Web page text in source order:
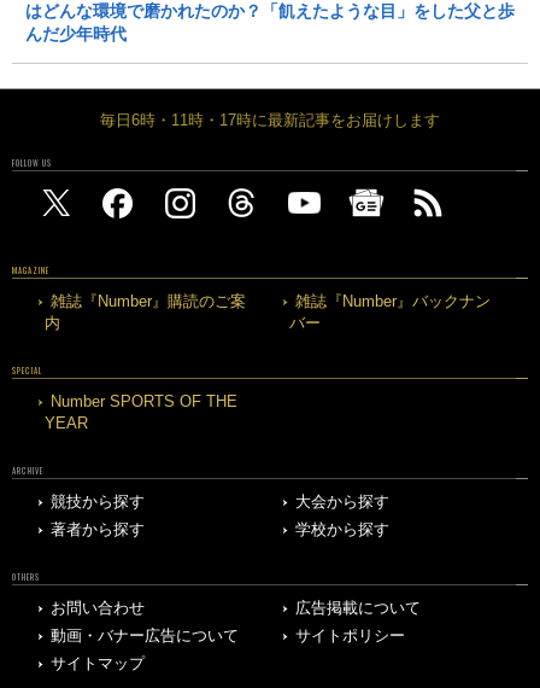
はどんな環境で磨かれたのか？「飢えたような目」をした父と歩
んだ少年時代
毎日6時・11時・17時に最新記事をお届けします
FOLLOW US
MAGAZINE
雑誌『Number』購読のご案
内
雑誌『Number』バックナン
バー
SPECIAL
Number SPORTS OF THE
YEAR
ARCHIVE
競技から探す
大会から探す
著者から探す
学校から探す
OTHERS
お問い合わせ
広告掲載について
動画・バナー広告について
サイトポリシー
サイトマップ